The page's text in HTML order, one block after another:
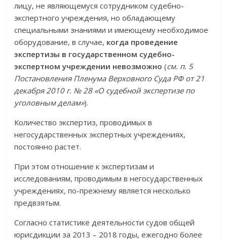
лицу, не являющемуся сотрудником судебно-
экспертного учреждения, но обладающему
специальными знаниями и имеющему необходимое
оборудование, в случае, когда проведение
экспертизы в государственном судебно-
экспертном учреждении невозможно (см. п. 5
Постановления Пленума Верховного Суда РФ от 21
декабря 2010 г. № 28 «О судебной экспертизе по
уголовным делам»).
Количество экспертиз, проводимых в
негосударственных экспертных учреждениях,
постоянно растет.
При этом отношение к экспертизам и
исследованиям, проводимым в негосударственных
учреждениях, по-прежнему является несколько
предвзятым.
Согласно статистике деятельности судов общей
юрисдикции за 2013 – 2018 годы, ежегодно более